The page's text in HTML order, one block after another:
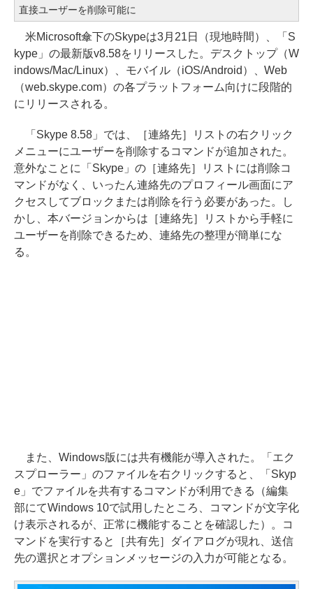
直接ユーザーを削除可能に
米Microsoft傘下のSkypeは3月21日（現地時間）、「S
kype」の最新版v8.58をリリースした。デスクトップ（W
indows/Mac/Linux）、モバイル（iOS/Android）、Web
（web.skype.com）の各プラットフォーム向けに段階的
にリリースされる。
「Skype 8.58」では、［連絡先］リストの右クリック
メニューにユーザーを削除するコマンドが追加された。
意外なことに「Skype」の［連絡先］リストには削除コ
マンドがなく、いったん連絡先のプロフィール画面にア
クセスしてブロックまたは削除を行う必要があった。し
かし、本バージョンからは［連絡先］リストから手軽に
ユーザーを削除できるため、連絡先の整理が簡単にな
る。
また、Windows版には共有機能が導入された。「エク
スプローラー」のファイルを右クリックすると、「Skyp
e」でファイルを共有するコマンドが利用できる（編集
部にてWindows 10で試用したところ、コマンドが文字化
け表示されるが、正常に機能することを確認した）。コ
マンドを実行すると［共有先］ダイアログが現れ、送信
先の選択とオプションメッセージの入力が可能となる。